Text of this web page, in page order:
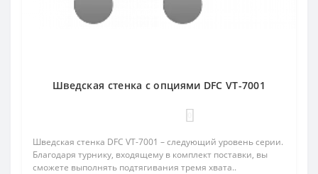
Шведская стенка с опциями DFC VT-7001
Шведская стенка DFC VT-7001 – следующий уровень серии.
Благодаря турнику, входящему в комплект поставки, вы
сможете выполнять подтягивания тремя хвата..